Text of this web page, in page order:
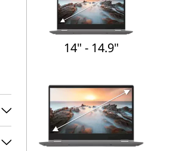
14" - 14.9"